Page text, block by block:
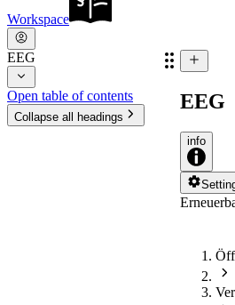
Workspace
EEG
Open table of contents
Collapse all headings
EEG
info